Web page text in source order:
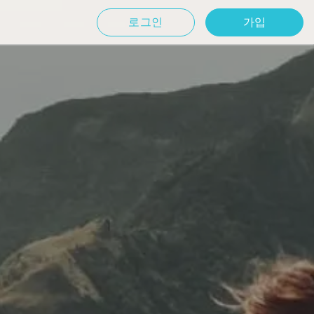
로그인 가입